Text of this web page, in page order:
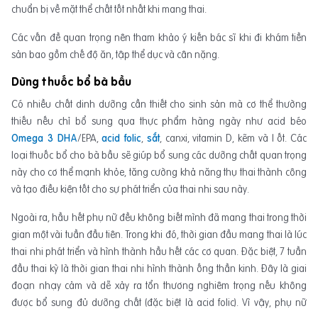
chuẩn bị về mặt thể chất tốt nhất khi mang thai.
Các vấn đề quan trọng nên tham khảo ý kiến bác sĩ khi đi khám tiền
sản bao gồm chế độ ăn, tập thể dục và cân nặng.
Dùng thuốc bổ bà bầu
Có nhiều chất dinh dưỡng cần thiết cho sinh sản mà cơ thể thường
thiếu nếu chỉ bổ sung qua thực phẩm hàng ngày như acid béo
Omega 3 DHA/EPA,acid folic, sắt, canxi, vitamin D, kẽm và I ốt. Các
loại thuốc bổ cho bà bầu sẽ giúp bổ sung các dưỡng chất quan trọng
này cho cơ thể mạnh khỏe, tăng cường khả năng thụ thai thành công
và tạo điều kiện tốt cho sự phát triển của thai nhi sau này.
Ngoài ra, hầu hết phụ nữ đều không biết mình đã mang thai trong thời
gian một vài tuần đầu tiên. Trong khi đó, thời gian đầu mang thai là lúc
thai nhi phát triển và hình thành hầu hết các cơ quan. Đặc biệt, 7 tuần
đầu thai kỳ là thời gian thai nhi hình thành ống thần kinh. Đây là giai
đoạn nhạy cảm và dễ xảy ra tổn thương nghiêm trọng nếu không
được bổ sung đủ dưỡng chất (đặc biệt là acid folic). Vì vậy, phụ nữ